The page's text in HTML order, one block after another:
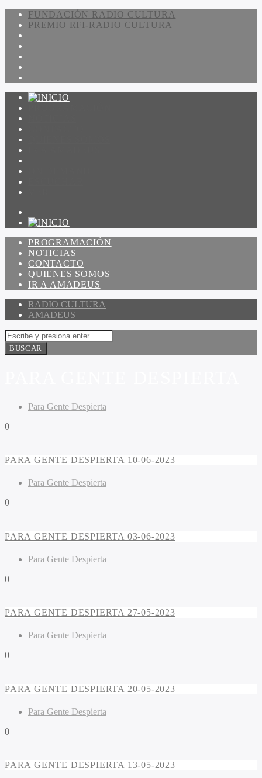
FUNDACIÓN RADIO CULTURA
PREMIO RFI-RADIO CULTURA
PROGRAMACIÓN
NOTICIAS
CONTACTO
QUIENES SOMOS
IR A AMADEUS
RADIO CULTURA
AMADEUS
Para Gente Despierta
0
PARA GENTE DESPIERTA 10-06-2023
Para Gente Despierta
0
PARA GENTE DESPIERTA 03-06-2023
Para Gente Despierta
0
PARA GENTE DESPIERTA 27-05-2023
Para Gente Despierta
0
PARA GENTE DESPIERTA 20-05-2023
Para Gente Despierta
0
PARA GENTE DESPIERTA 13-05-2023